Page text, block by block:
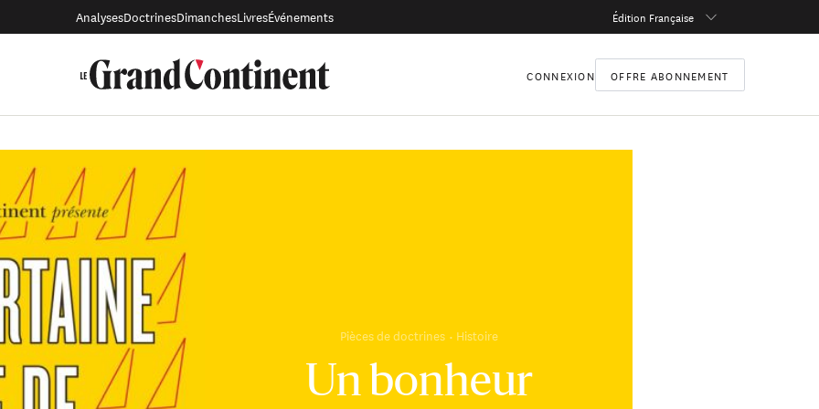
AnalysesDoctrinesDimanchesLivresÉvénements Édition Française
CONNEXION OFFRE ABONNEMENT
Un bonheur
Pièces de doctrines Histoire